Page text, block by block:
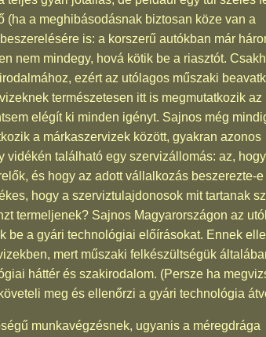
(ha a meghibásodásnak biztosan köze van a
is: a korszerű autókban már
nem mindegy, hová kötik be a riasztót.
ezért az utólagos műszaki
természetesen itt is megmutatkozik az
elégít ki minden igényt. Sajnos még
a márkaszervizek között, gyakran azonos
vidékén található egy szervizállomás: az, hogy
és hogy az adott vállalkozás beszerezte-e
hogy a szerviztulajdonosok mit tartanak
termeljenek? Sajnos Magyarországon az
be a gyári technológiai előírásokat. Ennek
mert műszaki felkészültségük
háttér és szakirodalom. (Persze ha
meg és ellenőrzi a gyári technológia
munkavégzésnek, ugyanis a méregdrága